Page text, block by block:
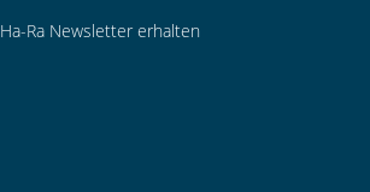
Ha-Ra Newsletter erhalten